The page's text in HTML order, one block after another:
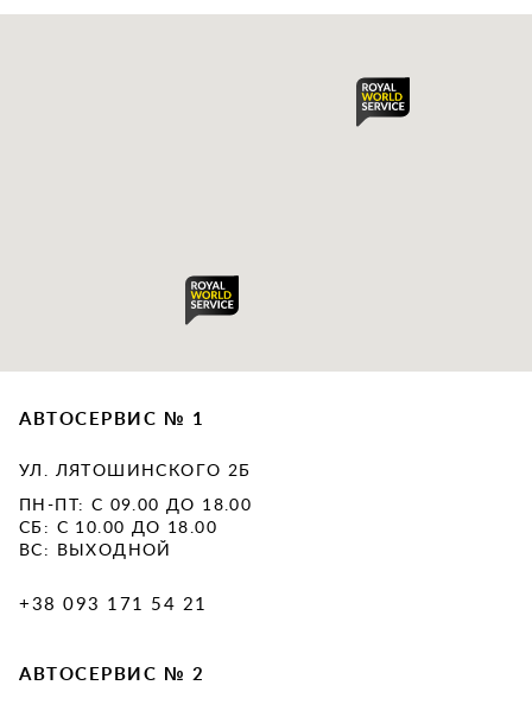
АВТОСЕРВИС № 1
УЛ. ЛЯТОШИНСКОГО 2Б
ПН-ПТ: С 09.00 ДО 18.00
СБ: С 10.00 ДО 18.00
ВС: ВЫХОДНОЙ
+38 093 171 54 21
АВТОСЕРВИС № 2